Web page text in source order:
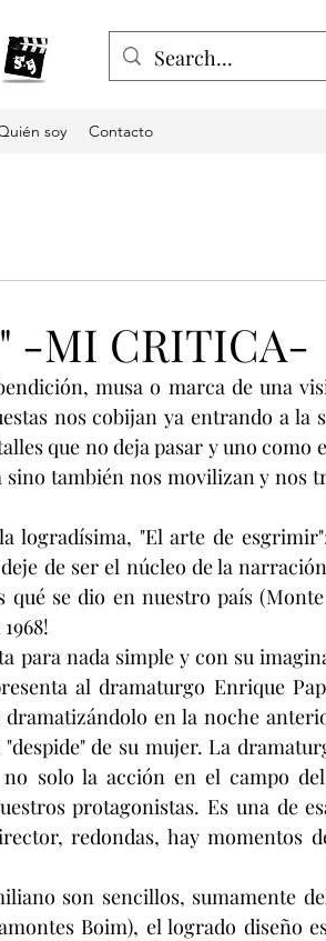
soy Contacto
-MI CRITICA-
musa o marca de una
nos cobijan ya entrando a la
que no deja pasar y uno como
también nos movilizan y nos
logradísima, "El arte de
de ser el núcleo de la
se dio en nuestro país
para nada simple y con su
al dramaturgo Enrique
en la noche
de su mujer. La
solo la acción en el campo
protagonistas. Es una de
redondas, hay momentos
son sencillos, sumamente
Boim), el logrado diseño